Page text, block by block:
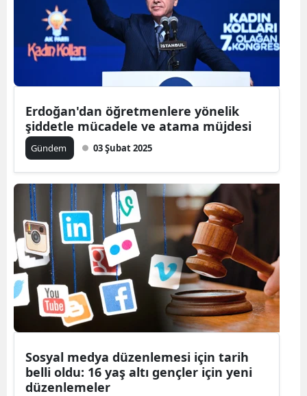
Erdoğan'dan öğretmenlere yönelik
şiddetle mücadele ve atama müjdesi
Gündem 03 Şubat 2025
Sosyal medya düzenlemesi için tarih
belli oldu: 16 yaş altı gençler için yeni
düzenlemeler